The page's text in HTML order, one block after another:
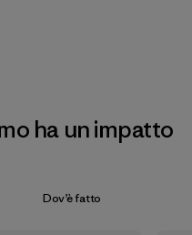
ha un impatto
Dov’è fatto